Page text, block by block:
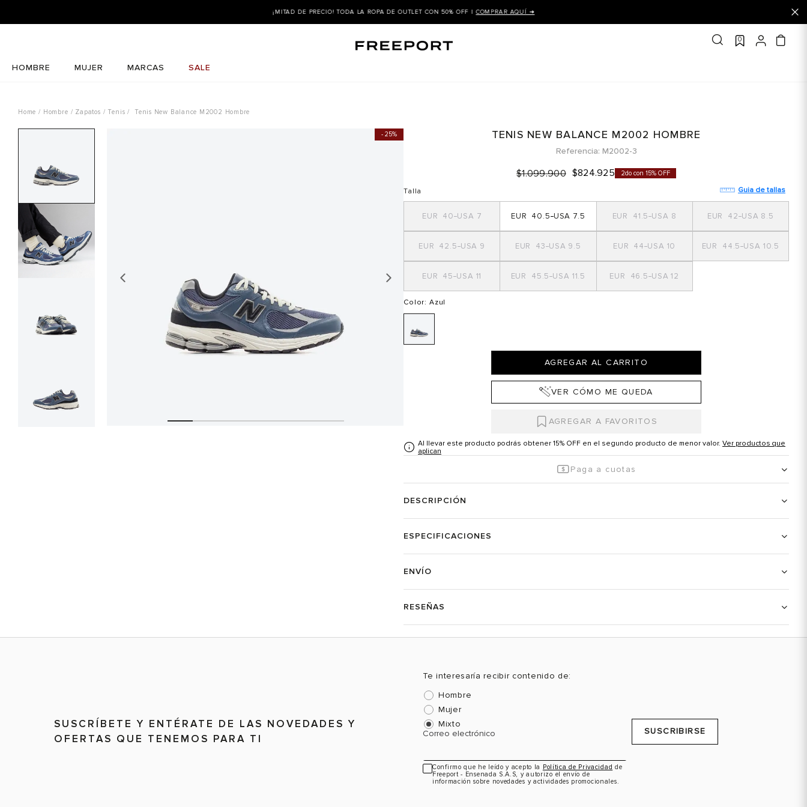
¡MITAD DE PRECIO! TODA LA ROPA DE OUTLET CON 50% OFF |COMPRAR AQUÍ ➜
0
HOMBRE MUJER MARCAS SALE
Hombre Zapatos Tenis Tenis New Balance M2002 Hombre
25% TENIS NEW BALANCE M2002 HOMBRE
Referencia M2002-3
$1.099.900 $824.925 2do con 15% OFF
Talla Guia de tallas
7
40 7.5
40.5 8
41.5 8.5
42
9
42.5 9.5
43 10
44 10.5
44.5
11
45 11.5
45.5 12
46.5
Color: Azul
AGREGAR AL CARRITO
VER CÓMO ME QUEDA
Al llevar este producto podrás obtener 15% OFF en el segundo producto de menor valor. Ver productos que
aplican
Paga a cuotas
DESCRIPCIÓN
ESPECIFICACIONES
ENVÍO
RESEÑAS
SUSCRÍBETE Y ENTÉRATE DE LAS NOVEDADES Y
OFERTAS QUE TENEMOS PARA TI
Te interesaría recibir contenido de:
Hombre
Mujer
Mixto
Correo electrónico
Confirmo que he leído y acepto la Política de Privacidad de
Freeport - Ensenada S.A.S, y autorizo el envío de
información sobre novedades y actividades promocionales.
SUSCRIBIRSE